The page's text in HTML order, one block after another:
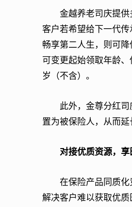
金越养老司庆提供多
客户若希望给下一代
畅享第二人生，则可
可变更起始领取年龄
岁（不含）。
此外，金尊分红司
置为被保险人，从而延
对接优质资源，
在保险产品同质化竞
解决客户难以获取优